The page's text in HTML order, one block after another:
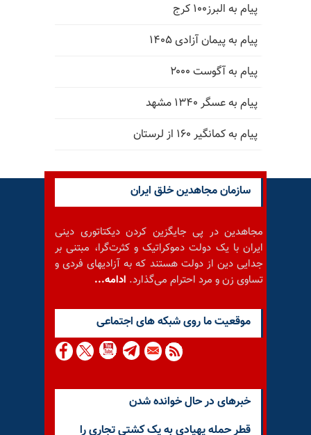
پیام به البرز۱۰۰ کرج
پیام به پیمان آزادی ۱۴۰۵
پیام به آگوست ۲۰۰۰
پیام به عسگر ۱۳۴۰ مشهد
پیام به کمانگیر ۱۶۰ از لرستان
سازمان مجاهدین خلق ایران
مجاهدین در پی جایگزین کردن دیکتاتوری دینی
ایران با یک دولت دموکراتیک و کثرت‌گرا، مبتنی بر
جدایی دین از دولت هستند که به آزادیهای فردی و
تساوی زن و مرد احترام می‌گذارد. ادامه...
موقعيت ما روى شبكه هاى اجتماعى
خبرهای در حال خوانده شدن
قطر حمله پهپادی به یک کشتی تجاری را